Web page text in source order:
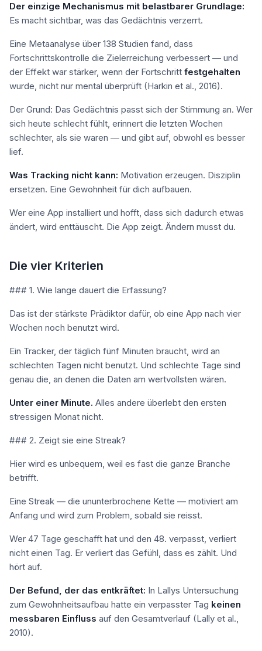
Der einzige Mechanismus mit belastbarer Grundlage:
Es macht sichtbar, was das Gedächtnis verzerrt.
Eine Metaanalyse über 138 Studien fand, dass
Fortschrittskontrolle die Zielerreichung verbessert — und
der Effekt war stärker, wenn der Fortschritt festgehalten
wurde, nicht nur mental überprüft (Harkin et al., 2016).
Der Grund: Das Gedächtnis passt sich der Stimmung an. Wer
sich heute schlecht fühlt, erinnert die letzten Wochen
schlechter, als sie waren — und gibt auf, obwohl es besser
lief.
Was Tracking nicht kann: Motivation erzeugen. Disziplin
ersetzen. Eine Gewohnheit für dich aufbauen.
Wer eine App installiert und hofft, dass sich dadurch etwas
ändert, wird enttäuscht. Die App zeigt. Ändern musst du.
Die vier Kriterien
### 1. Wie lange dauert die Erfassung?
Das ist der stärkste Prädiktor dafür, ob eine App nach vier
Wochen noch benutzt wird.
Ein Tracker, der täglich fünf Minuten braucht, wird an
schlechten Tagen nicht benutzt. Und schlechte Tage sind
genau die, an denen die Daten am wertvollsten wären.
Unter einer Minute. Alles andere überlebt den ersten
stressigen Monat nicht.
### 2. Zeigt sie eine Streak?
Hier wird es unbequem, weil es fast die ganze Branche
betrifft.
Eine Streak — die ununterbrochene Kette — motiviert am
Anfang und wird zum Problem, sobald sie reisst.
Wer 47 Tage geschafft hat und den 48. verpasst, verliert
nicht einen Tag. Er verliert das Gefühl, dass es zählt. Und
hört auf.
Der Befund, der das entkräftet: In Lallys Untersuchung
zum Gewohnheitsaufbau hatte ein verpasster Tag keinen
messbaren Einfluss auf den Gesamtverlauf (Lally et al.,
2010).